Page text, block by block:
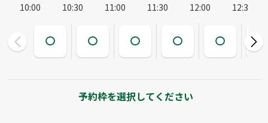
10:00 10:30 11:00 11:30 12:00 12:30
予約枠を選択してください